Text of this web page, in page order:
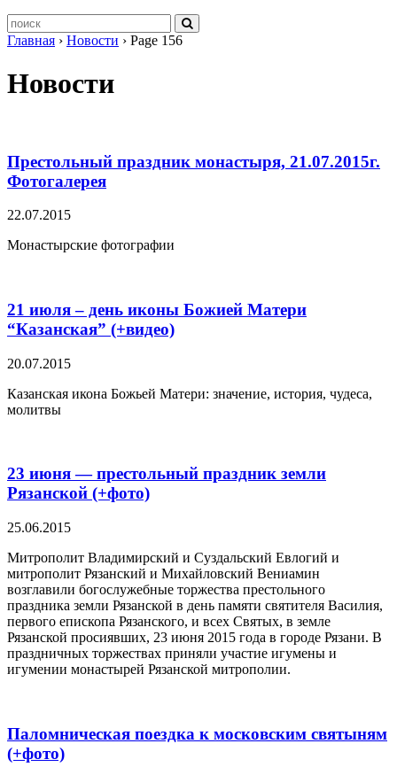
Главная › Новости › Page 156
Новости
Престольный праздник монастыря, 21.07.2015г.
Фотогалерея
22.07.2015
Монастырские фотографии
21 июля – день иконы Божией Матери
“Казанская” (+видео)
20.07.2015
Казанская икона Божьей Матери: значение, история, чудеса,
молитвы
23 июня — престольный праздник земли
Рязанской (+фото)
25.06.2015
Митрополит Владимирский и Суздальский Евлогий и
митрополит Рязанский и Михайловский Вениамин
возглавили богослужебные торжества престольного
праздника земли Рязанской в день памяти святителя Василия,
первого епископа Рязанского, и всех Святых, в земле
Рязанской просиявших, 23 июня 2015 года в городе Рязани. В
праздничных торжествах приняли участие игумены и
игумении монастырей Рязанской митрополии.
Паломническая поездка к московским святыням
(+фото)